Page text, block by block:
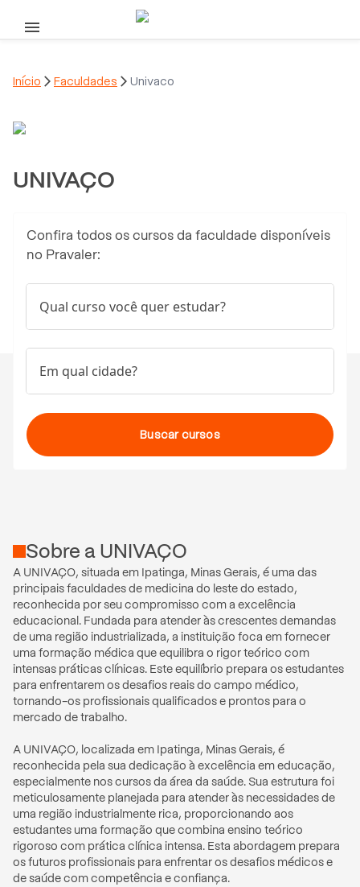
Pular para o conteúdo principal
Início  Faculdades  Univaco
UNIVAÇO
Confira todos os cursos da faculdade disponíveis
no Pravaler:
Qual curso você quer estudar?
Em qual cidade?
Buscar cursos
Sobre a UNIVAÇO
A UNIVAÇO, situada em Ipatinga, Minas Gerais, é uma das
principais faculdades de medicina do leste do estado,
reconhecida por seu compromisso com a excelência
educacional. Fundada para atender às crescentes demandas
de uma região industrializada, a instituição foca em fornecer
uma formação médica que equilibra o rigor teórico com
intensas práticas clínicas. Este equilíbrio prepara os estudantes
para enfrentarem os desafios reais do campo médico,
tornando-os profissionais qualificados e prontos para o
mercado de trabalho.
A UNIVAÇO, localizada em Ipatinga, Minas Gerais, é
reconhecida pela sua dedicação à excelência em educação,
especialmente nos cursos da área da saúde. Sua estrutura foi
meticulosamente planejada para atender às necessidades de
uma região industrialmente rica, proporcionando aos
estudantes uma formação que combina ensino teórico
rigoroso com prática clínica intensa. Esta abordagem prepara
os futuros profissionais para enfrentar os desafios médicos e
de saúde com competência e confiança.